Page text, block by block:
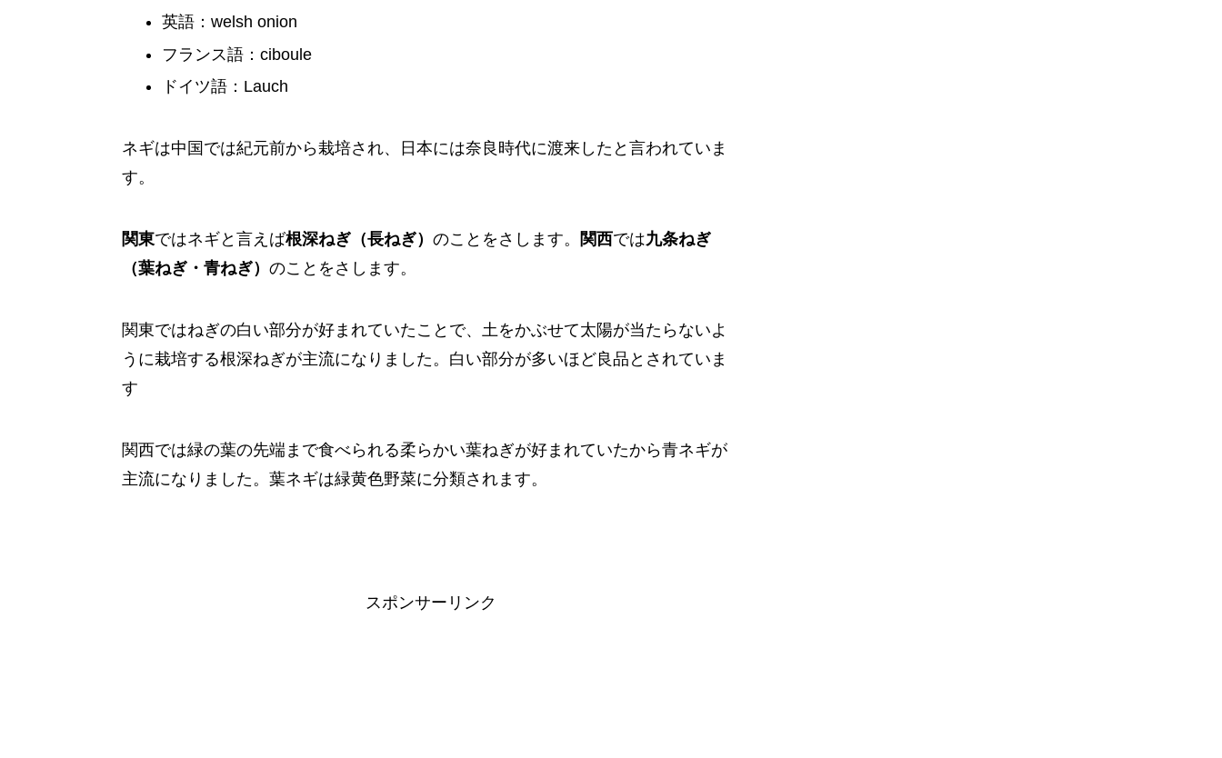
英語：welsh onion
フランス語：ciboule
ドイツ語：Lauch
ネギは中国では紀元前から栽培され、日本には奈良時代に渡来したと言われていま
す。
関東ではネギと言えば根深ねぎ（長ねぎ） のことをさします。 関西では九条ねぎ
（葉ねぎ・青ねぎ） のことをさします。
関東ではねぎの白い部分が好まれていたことで、土をかぶせて太陽が当たらないよ
うに栽培する根深ねぎが主流になりました。白い部分が多いほど良品とされていま
す
関西では緑の葉の先端まで食べられる柔らかい葉ねぎが好まれていたから青ネギが
主流になりました。葉ネギは緑黄色野菜に分類されます。
スポンサーリンク